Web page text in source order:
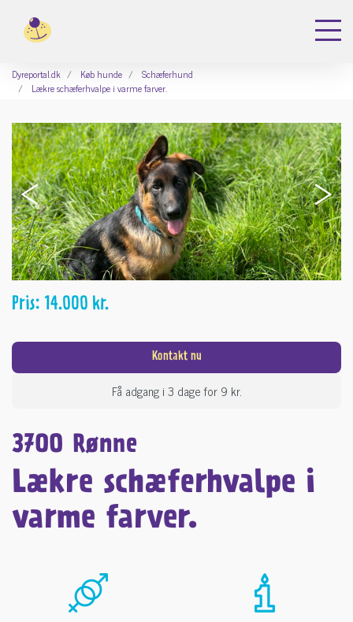
Dyreportal.dk Køb hunde
Schæferhund
Lækre schæferhvalpe i varme farver.
‹ ›
Pris: 14.000 kr.
Kontakt nu
Få adgang i 3 dage for 9 kr.
3700 Rønne
Lækre schæferhvalpe i
varme farver.